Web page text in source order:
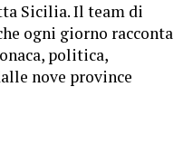
Sicilia. Il team di
ogni giorno racconta
politica,
nove province